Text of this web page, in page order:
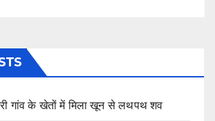
गांव के खेतों में मिला खून से लथपथ शव